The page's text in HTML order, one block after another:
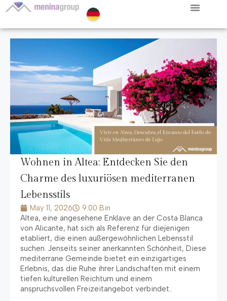
Wohnen in Altea: Entdecken Sie den
Charme des luxuriösen mediterranen
Lebensstils
May 11, 2026
9:00 Bin
Altea, eine angesehene Enklave an der Costa Blanca
von Alicante, hat sich als Referenz für diejenigen
etabliert, die einen außergewöhnlichen Lebensstil
suchen. Jenseits seiner anerkannten Schönheit, Diese
mediterrane Gemeinde bietet ein einzigartiges
Erlebnis, das die Ruhe ihrer Landschaften mit einem
tiefen kulturellen Reichtum und einem
anspruchsvollen Freizeitangebot verbindet..